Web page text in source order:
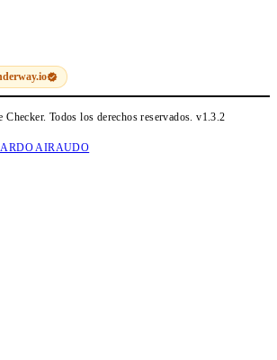
Todos los derechos reservados.v1.3.2
AIRAUDO